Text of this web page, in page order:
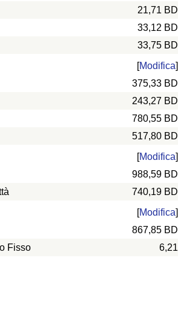
21,71 BD
33,12 BD
33,75 BD
[Modifica]
375,33 BD
243,27 BD
780,55 BD
517,80 BD
[Modifica]
988,59 BD
740,19 BD
[Modifica]
867,85 BD
Fisso
6,21